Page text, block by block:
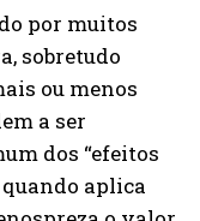
por muitos
sobretudo
ou menos
a ser
dos “efeitos
aplica